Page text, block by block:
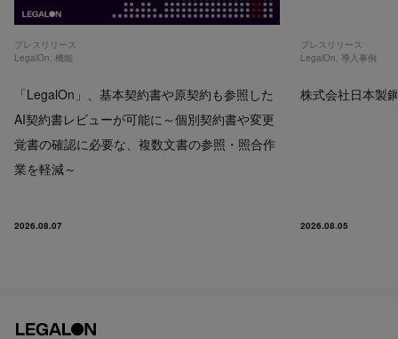
プレスリリース
LegalOn,機能
「LegalOn」、基本契約書や原契約も参照した
AI契約書レビューが可能に～個別契約書や変更
覚書の確認に必要な、複数文書の参照・照合作
業を軽減～
2026.08.07
プレスリリース
LegalOn, 導入事例
株式会社日本製
2026.08.05